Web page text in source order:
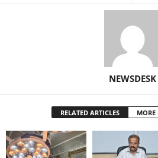
NEWSDESK
RELATED ARTICLES MORE